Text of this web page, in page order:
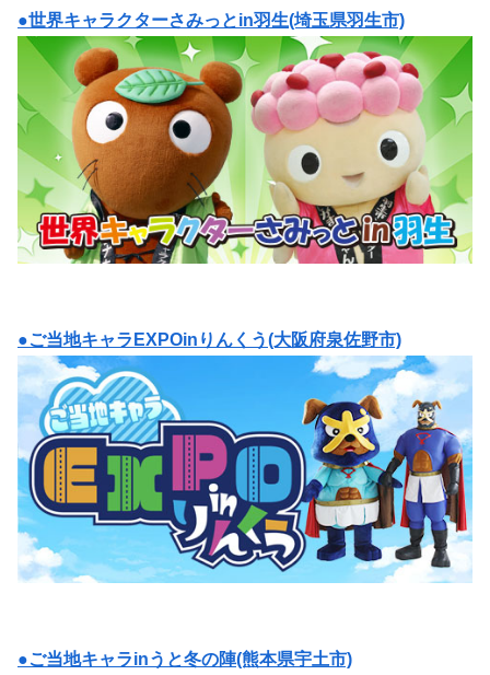
●世界キャラクターさみっとin羽生(埼玉県羽生市)
●ご当地キャラEXPOinりんくう(大阪府泉佐野市)
●ご当地キャラinうと冬の陣(熊本県宇土市)